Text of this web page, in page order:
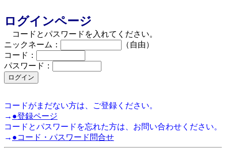
ログインページ
コードとパスワードを入れてください。
ニックネーム：
（自由）
コード：
パスワード：
コードがまだない方は、ご登録ください。
→ ●登録ページ
コードとパスワードを忘れた方は、お問い合わせください。
→ ●コード・パスワード問合せ